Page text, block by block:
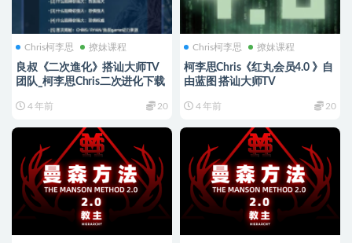
Chris柯李思 撩妹课程
良叔《二次進化》搭讪大师TV
团队_柯李思Chris二次进化下载
4 年前 20
Chris柯李思 撩妹课程
柯李思Chris《红丸会员4.0 》自
由蓝图 搭讪大师TV
4 年前 20